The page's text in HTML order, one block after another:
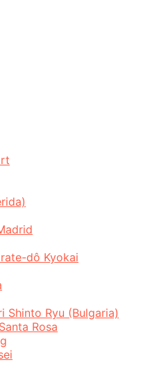
dô Kyokai
Shinto Ryu (Bulgaria)
Rosa